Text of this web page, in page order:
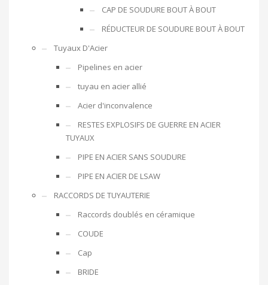
CAP DE SOUDURE BOUT À BOUT
RÉDUCTEUR DE SOUDURE BOUT À BOUT
Tuyaux D'Acier
Pipelines en acier
tuyau en acier allié
Acier d'inconvalence
RESTES EXPLOSIFS DE GUERRE EN ACIER
TUYAUX
PIPE EN ACIER SANS SOUDURE
PIPE EN ACIER DE LSAW
RACCORDS DE TUYAUTERIE
Raccords doublés en céramique
COUDE
Cap
BRIDE